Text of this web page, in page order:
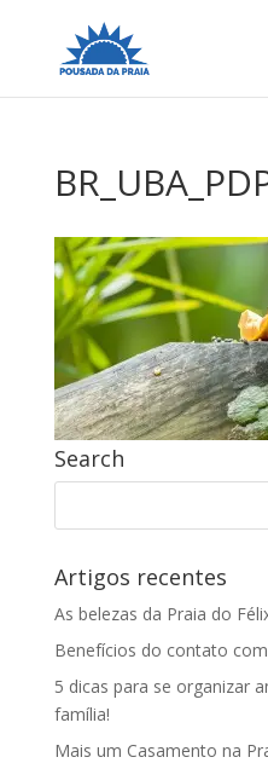
Search
Artigos recentes
As belezas da Praia do
Benefícios do contato
5 dicas para se organizar
família!
Mais um Casamento na